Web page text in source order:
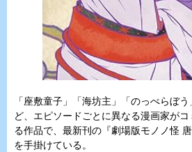
「座敷童子」「海坊主」「のっぺらぼ
ど、エピソードごとに異なる漫画家が
る作品で、最新刊の『劇場版モノノ怪
を手掛けている。